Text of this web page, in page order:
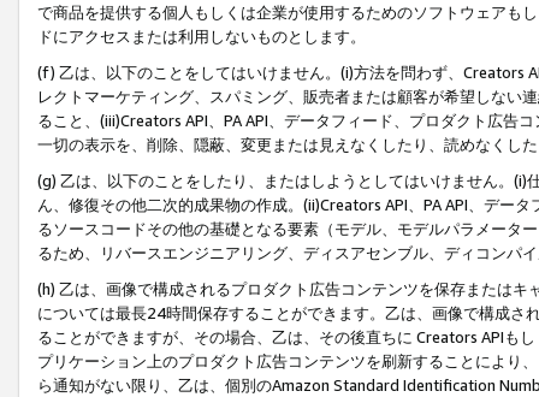
で商品を提供する個人もしくは企業が使用するためのソフトウェアも
ドにアクセスまたは利用しないものとします。
(f) 乙は、以下のことをしてはいけません。(i)方法を問わず、Creators
レクトマーケティング、スパミング、販売者または顧客が希望しない
ること、(iii)Creators API、PA API、データフィード、プロダクト広告
一切の表示を、削除、隠蔽、変更または見えなくしたり、読めなくし
(g) 乙は、以下のことをしたり、またはしようとしてはいけません。
ん、修復その他二次的成果物の作成。(ii)Creators API、PA API、デー
るソースコードその他の基礎となる要素（モデル、モデルパラメータ
るため、リバースエンジニアリング、ディスアセンブル、ディコンパ
(h) 乙は、画像で構成されるプロダクト広告コンテンツを保存または
については最長24時間保存することができます。乙は、画像で構成
ることができますが、その場合、乙は、その後直ちに Creators APIも
プリケーション上のプロダクト広告コンテンツを刷新することにより
ら通知がない限り、乙は、個別のAmazon Standard Identification